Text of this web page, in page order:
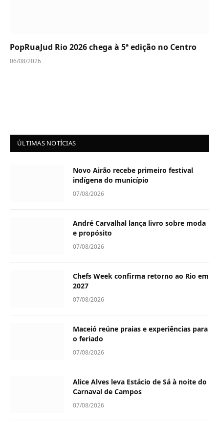
PopRuaJud Rio 2026 chega à 5ª edição no Centro
06/08/2026
ÚLTIMAS NOTÍCIAS
Novo Airão recebe primeiro festival
indígena do município
07/08/2026
André Carvalhal lança livro sobre moda
e propósito
07/08/2026
Chefs Week confirma retorno ao Rio em
2027
07/08/2026
Maceió reúne praias e experiências para
o feriado
07/08/2026
Alice Alves leva Estácio de Sá à noite do
Carnaval de Campos
07/08/2026